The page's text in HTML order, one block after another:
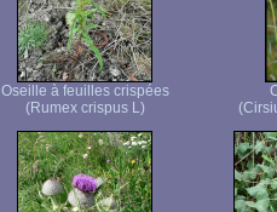
Oseille à feuilles crispées
(Rumex crispus L)